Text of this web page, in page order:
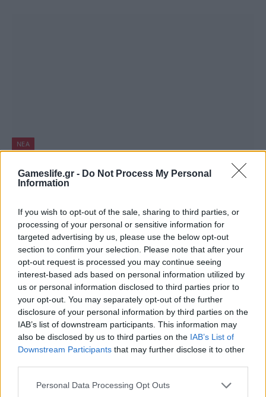
Gameslife.gr - Do Not Process My Personal
Information
If you wish to opt-out of the sale, sharing to third parties, or
processing of your personal or sensitive information for
targeted advertising by us, please use the below opt-out
section to confirm your selection. Please note that after your
opt-out request is processed you may continue seeing
interest-based ads based on personal information utilized by
us or personal information disclosed to third parties prior to
your opt-out. You may separately opt-out of the further
disclosure of your personal information by third parties on the
IAB’s list of downstream participants. This information may
also be disclosed by us to third parties on the IAB’s List of
Downstream Participants that may further disclose it to other
Personal Data Processing Opt Outs
ΝΈΑ
Το Super Mario Run βάζει πλώρη για να
ξεπεράσει το Pokemon Go!
Σας είπαμε χθες (16/12) ότι το Super Mario Run κατάφερε
να πιάσει την κορυφή του App Store της Apple μέσα…